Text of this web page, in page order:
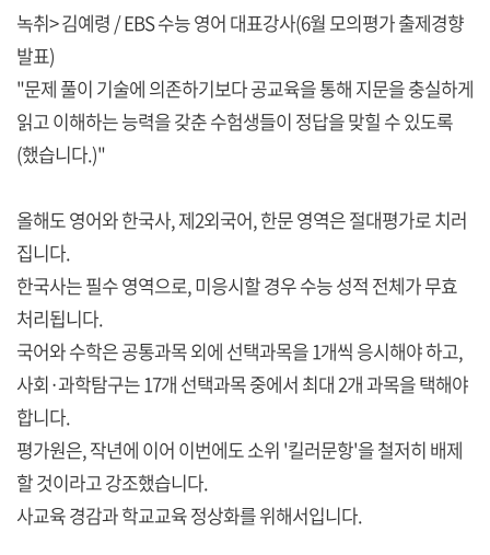
녹취> 김예령 / EBS 수능 영어 대표강사(6월 모의평가 출제경향
발표)
"문제 풀이 기술에 의존하기보다 공교육을 통해 지문을 충실하게
읽고 이해하는 능력을 갖춘 수험생들이 정답을 맞힐 수 있도록
(했습니다.)"
올해도 영어와 한국사, 제2외국어, 한문 영역은 절대평가로 치러
집니다.
한국사는 필수 영역으로, 미응시할 경우 수능 성적 전체가 무효
처리됩니다.
국어와 수학은 공통과목 외에 선택과목을 1개씩 응시해야 하고,
사회·과학탐구는 17개 선택과목 중에서 최대 2개 과목을 택해야
합니다.
평가원은, 작년에 이어 이번에도 소위 '킬러문항'을 철저히 배제
할 것이라고 강조했습니다.
사교육 경감과 학교교육 정상화를 위해서입니다.